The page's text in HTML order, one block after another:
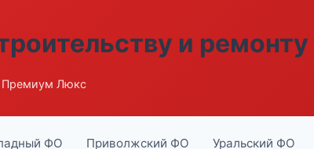
и ремонту
Премиум Люкс
ФО Приволжский ФО Уральский ФО